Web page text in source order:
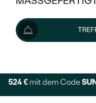
KLASSISCH
MEMOIRE
MIT MEHREREN
HALO
VINTAGE
AUSVERKAUF
WENN
NACH TYP
OHRRINGE
PLATIN
OHRSTECKER
GOLD
SILBER
NACH STYL
AUSVERKAUF
GOLD
SILBER
699 €1 149 € -
Schmuck ist auf Lager.
Stunden.
524 € mit dem Code